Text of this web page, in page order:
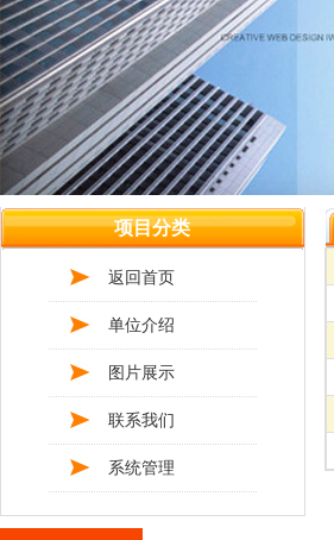
项目分类
返回首页
单位介绍
图片展示
联系我们
系统管理